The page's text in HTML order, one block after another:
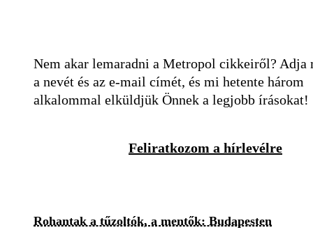
Nem akar lemaradni a Metropol cikkeiről? Adja
a nevét és az e-mail címét, és mi hetente három
alkalommal elküldjük Önnek a legjobb írásokat!
Feliratkozom a hírlevélre
Rohantak a tűzoltók, a mentők: Budapesten